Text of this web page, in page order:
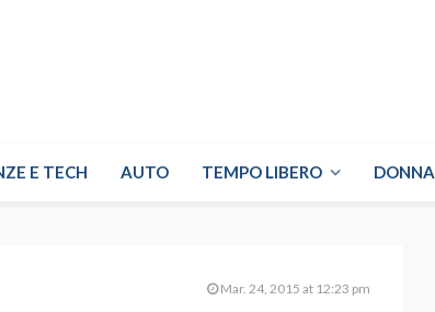
E TECH AUTO TEMPO LIBERO DONNA
Mar. 24, 2015 at 12:23 pm